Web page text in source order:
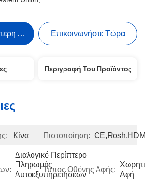
Τιμή Επικοινωνήστε Τώρα
Περιγραφή Του Προϊόντος
Κίνα Πιστοποίηση:
Διαλογικό Περίπτερο
Πληρωμής
Αυτοεξυπηρετήσεων
Τύπος Οθόνης Αφής:
Αφή